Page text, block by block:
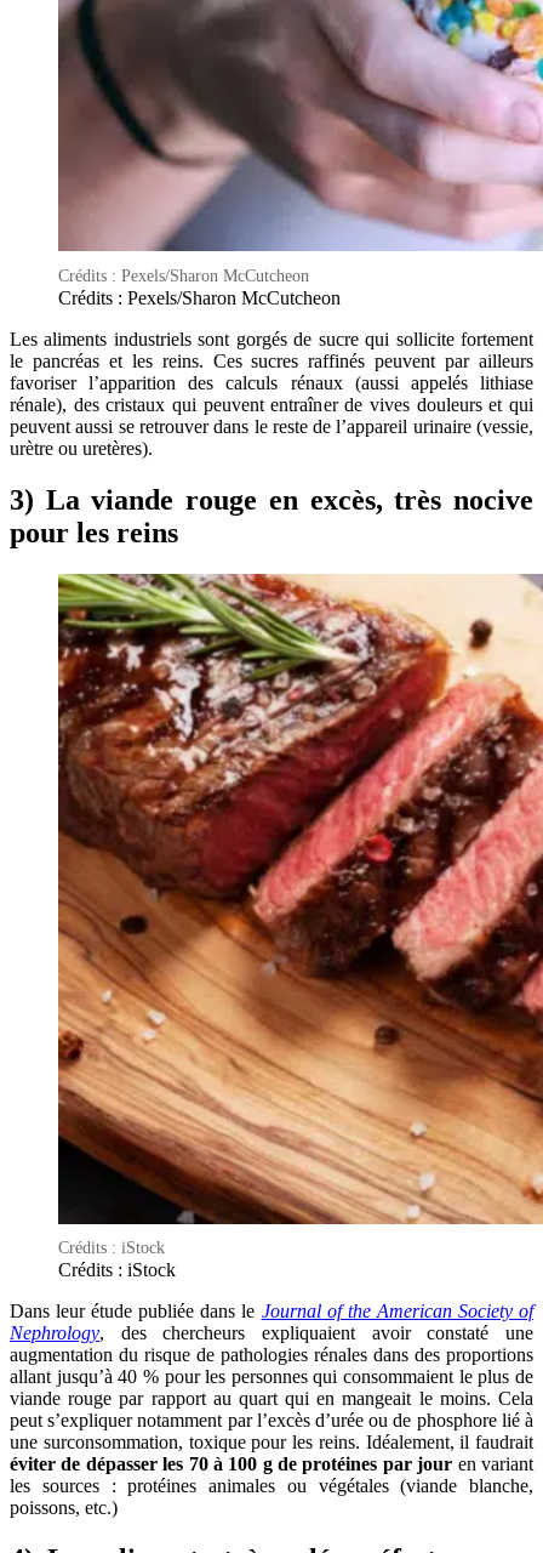
Crédits : Pexels/Sharon McCutcheon
Crédits : Pexels/Sharon McCutcheon
Les aliments industriels sont gorgés de sucre qui sollicite fortement
le pancréas et les reins. Ces sucres raffinés peuvent par ailleurs
favoriser l’apparition des calculs rénaux (aussi appelés lithiase
rénale), des cristaux qui peuvent entraîner de vives douleurs et qui
peuvent aussi se retrouver dans le reste de l’appareil urinaire (vessie,
urètre ou uretères).
3) La viande rouge en excès, très nocive
pour les reins
Crédits : iStock
Crédits : iStock
Dans leur étude publiée dans le Journal of the American Society of
Nephrology, des chercheurs expliquaient avoir constaté une
augmentation du risque de pathologies rénales dans des proportions
allant jusqu’à 40 % pour les personnes qui consommaient le plus de
viande rouge par rapport au quart qui en mangeait le moins. Cela
peut s’expliquer notamment par l’excès d’urée ou de phosphore lié à
une surconsommation, toxique pour les reins. Idéalement, il faudrait
éviter de dépasser les 70 à 100 g de protéines par jour en variant
les sources : protéines animales ou végétales (viande blanche,
poissons, etc.)